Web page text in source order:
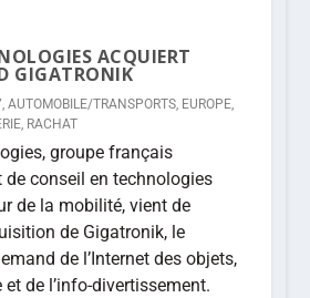
ACQUIERT
GIGATRONIK
, AUTOMOBILE/TRANSPORTS, EUROPE,
, RACHAT
groupe français
de conseil en technologies
de la mobilité, vient de
de Gigatronik, le
de l’Internet des objets,
de l’info-divertissement.